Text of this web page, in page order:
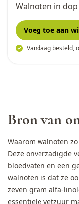
Walnoten in dop
Vandaag besteld,
Voeg toe aan
Bron van
Waarom walnoten
Deze onverzadigde
bloedvaten en een
walnoten is dat ze
zeven gram alfa-
essentiele vetzuur